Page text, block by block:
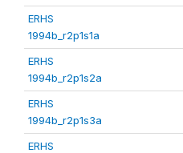
ERHS
1994b_r2p1s1a
ERHS
1994b_r2p1s2a
ERHS
1994b_r2p1s3a
ERHS